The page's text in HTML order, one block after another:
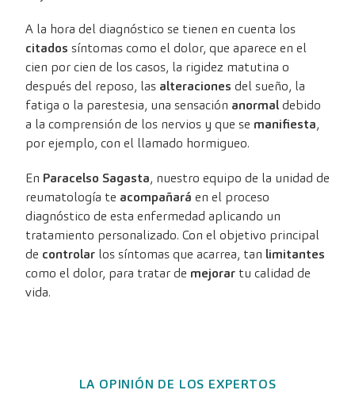
A la hora del diagnóstico se tienen en cuenta los
citados síntomas como el dolor, que aparece en el
cien por cien de los casos, la rigidez matutina o
después del reposo, las alteraciones del sueño, la
fatiga o la parestesia, una sensación anormaldebido
a la comprensión de los nervios y que se manifiesta,
por ejemplo, con el llamado hormigueo.
En Paracelso Sagasta, nuestro equipo de la unidad de
reumatología te acompañará en el proceso
diagnóstico de esta enfermedad aplicando un
tratamiento personalizado. Con el objetivo principal
de controlar los síntomas que acarrea, tan limitantes
como el dolor, para tratar de mejorar tu calidad de
vida.
LA OPINIÓN DE LOS EXPERTOS